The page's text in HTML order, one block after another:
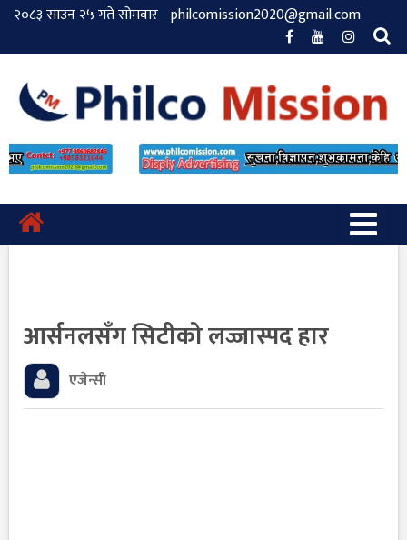
२०८३ साउन २५ गते सोमवार philcomission2020@gmail.com
आर्सनलसँग सिटीको लज्जास्पद हार
एजेन्सी